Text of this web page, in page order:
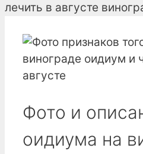
лечить в августе
Фото и
оидиума на